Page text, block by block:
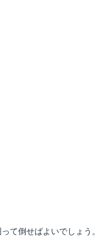
て倒せばよいでしょう。